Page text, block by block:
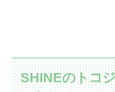
SHINEのトコ